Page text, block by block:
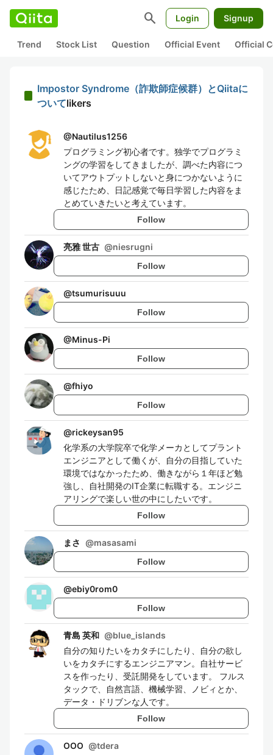
search Login Signup
Trend Stock List Question Official Event Official
Impostor Syndrome（詐欺師症候群）とQiitaに
ついてlikers
@Nautilus1256
プログラミング初心者です。独学でプログラミ
ングの学習をしてきましたが、調べた内容につ
いてアウトプットしないと身につかないように
感じたため、日記感覚で毎日学習した内容をま
とめていきたいと考えています。
Follow
亮雅 世古 @niesrugni
Follow
@tsumurisuuu
Follow
@Minus-Pi
Follow
@fhiyo
Follow
@rickeysan95
化学系の大学院卒で化学メーカとしてプラント
エンジニアとして働くが、自分の目指していた
環境ではなかったため、働きながら１年ほど勉
強し、自社開発のIT企業に転職する。エンジニ
アリングで楽しい世の中にしたいです。
Follow
まさ @masasami
Follow
@ebiy0rom0
Follow
青島 英和 @blue_islands
自分の知りたいをカタチにしたり、自分の欲し
いをカタチにするエンジニアマン。自社サービ
スを作ったり、受託開発をしています。 フルス
タックで、自然言語、機械学習、ノビィとか、
データ・ドリブンな人です。
Follow
OOO @tdera